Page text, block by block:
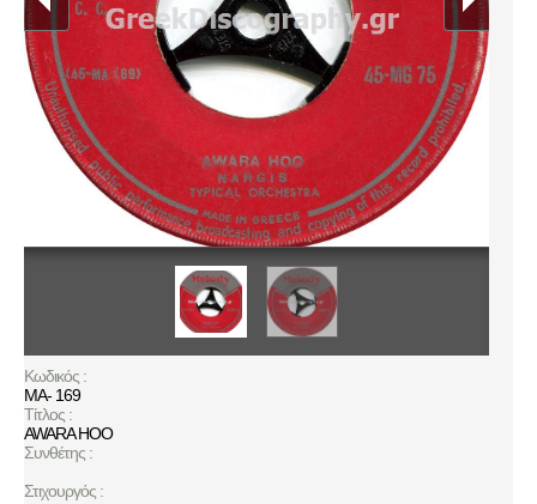
Κωδικός :
MA- 169
Τίτλος :
AWARA HOO
Συνθέτης :
Στιχουργός :